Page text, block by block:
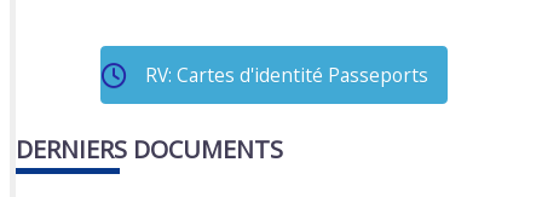
RV: Cartes d'identité Passeports
DERNIERS DOCUMENTS